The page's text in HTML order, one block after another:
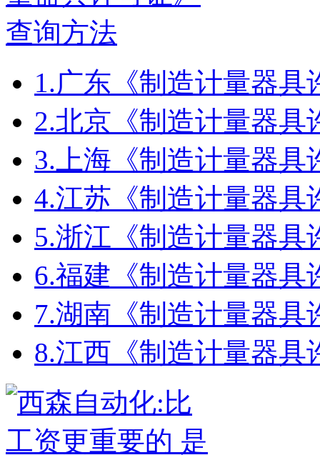
1.广东《制造计量器具
2.北京《制造计量器具
3. 上海《制造计量器
4.江苏《制造计量器具
5.浙江《制造计量器具
6.福建《制造计量器具
7.湖南《制造计量器具
8.江西《制造计量器具